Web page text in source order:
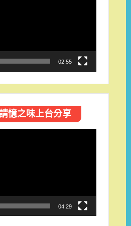
02:55
憶之味上台分享
04:29